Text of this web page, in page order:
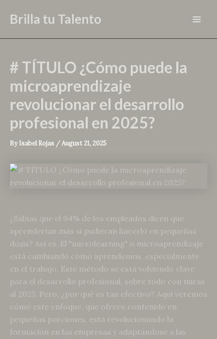
Brilla tu Talento
# TÍTULO ¿Cómo puede la
microaprendizaje
revolucionar el desarrollo
profesional en 2025?
ByIsabel Rojas /August 21, 2025
¿Sabías que el 94% de los empleados dicen que
aprenderían más si pudieran hacerlo en pequeñas
dosis? Así es. El "microlearning" o microaprendizaje
está cambiando cómo aprendemos, especialmente
en el trabajo. Este método se está volviendo clave
para el desarrollo profesional, sobre todo con miras
al 2025. Pero, ¿por qué es tan efectivo? Aquí veremos
cómo este enfoque, que ofrece contenido en
pequeñas porciones, está revolucionando la
formación en las empresas y adaptándose a las